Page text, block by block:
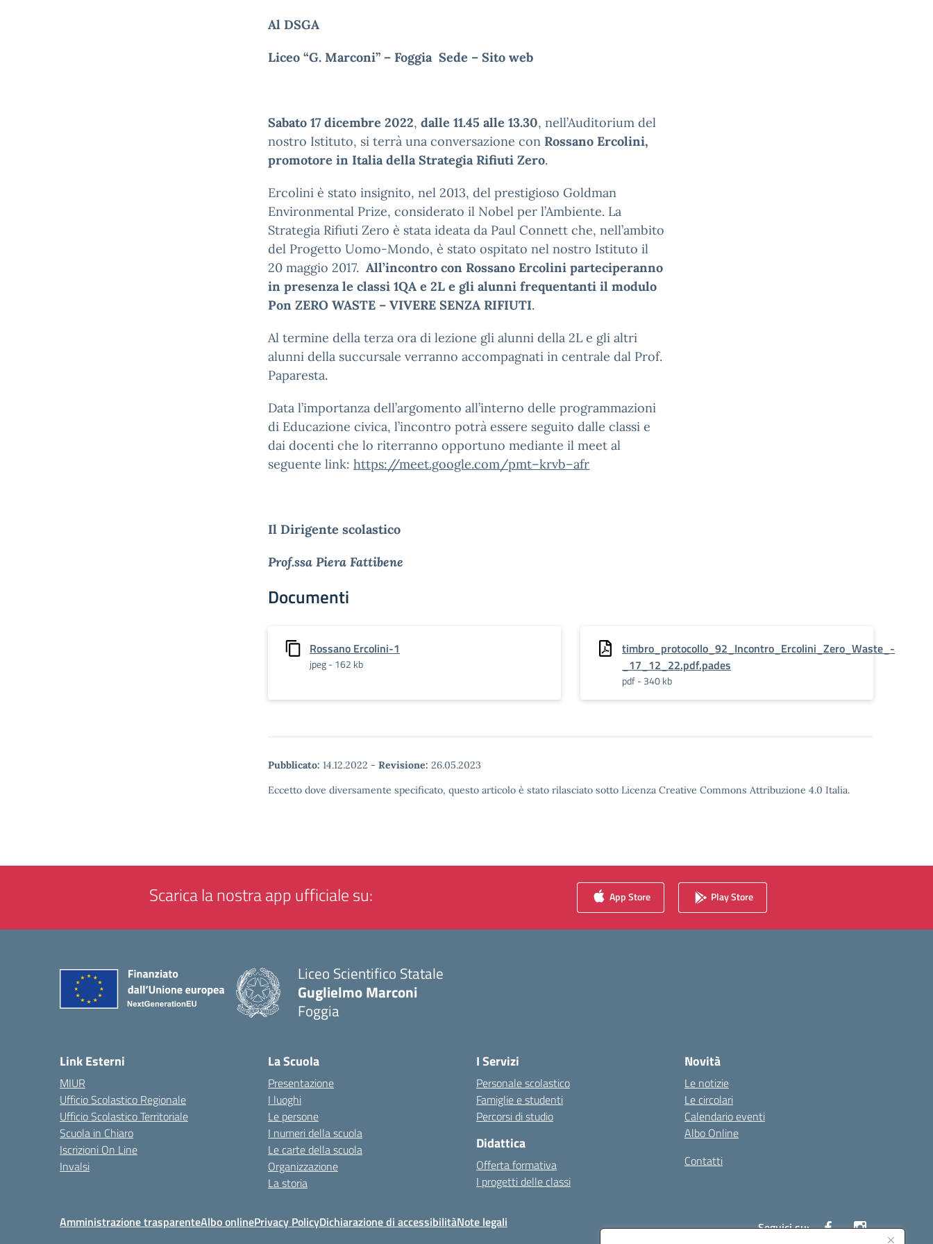
Al DSGA
Liceo “G. Marconi” – Foggia Sede – Sito web
Sabato 17 dicembre 2022, dalle 11.45 alle 13.30, nell’Auditorium del
nostro Istituto, si terrà una conversazione con Rossano Ercolini,
promotore in Italia della Strategia Rifiuti Zero.
Ercolini è stato insignito, nel 2013, del prestigioso Goldman
Environmental Prize, considerato il Nobel per l’Ambiente. La
Strategia Rifiuti Zero è stata ideata da Paul Connett che, nell’ambito
del Progetto Uomo-Mondo, è stato ospitato nel nostro Istituto il
20 maggio 2017. All’incontro con Rossano Ercolini parteciperanno
in presenza le classi 1QA e 2L e gli alunni frequentanti il modulo
Pon ZERO WASTE – VIVERE SENZA RIFIUTI.
Al termine della terza ora di lezione gli alunni della 2L e gli altri
alunni della succursale verranno accompagnati in centrale dal Prof.
Paparesta.
Data l’importanza dell’argomento all’interno delle programmazioni
di Educazione civica, l’incontro potrà essere seguito dalle classi e
dai docenti che lo riterranno opportuno mediante il meet al
seguente link: https://meet.google.com/pmt–krvb–afr
Il Dirigente scolastico
Prof.ssa Piera Fattibene
Documenti
Rossano Ercolini-1
jpeg - 162 kb
timbro_protocollo_92_Incontro_Ercolini_Zero_Waste_-
_17_12_22.pdf.pades
pdf - 340 kb
Pubblicato: 14.12.2022 - Revisione: 26.05.2023
Eccetto dove diversamente specificato, questo articolo è stato rilasciato sotto Licenza Creative Commons Attribuzione 4.0 Italia.
Scarica la nostra app ufficiale su: App Store Play Store
Liceo Scientifico Statale
Guglielmo Marconi
Foggia
Link Esterni
MIUR
Ufficio Scolastico Regionale
Ufficio Scolastico Territoriale
Scuola in Chiaro
Iscrizioni On Line
Invalsi
La Scuola
Presentazione
I luoghi
Le persone
I numeri della scuola
Le carte della scuola
Organizzazione
La storia
I Servizi
Personale scolastico
Famiglie e studenti
Percorsi di studio
Didattica
Offerta formativa
I progetti delle classi
Novità
Le notizie
Le circolari
Calendario eventi
Albo Online
Contatti
Amministrazione trasparenteAlbo onlinePrivacy PolicyDichiarazione di accessibilitàNote legali Seguici su: